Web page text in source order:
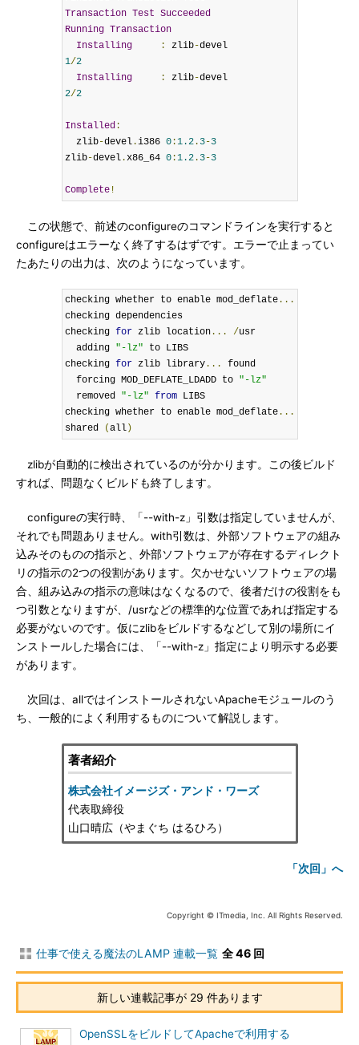
Transaction Test Succeeded
Running Transaction
Installing
: zlib-
1/2
Installing
: zlib-
2/2
Installed:
  zlib
-devel.i386 0:1.2. 3-3
zlib-devel.x86_64 0:1.2. 3-3
Complete!
この状態で、前述のconfigureのコマンドラインを実行すると
configureはエラーなく終了するはずです。エラーで止まってい
たあたりの出力は、次のようになっています。
checking whether to enable mod_deflate...
checking dependencies
checking for zlib location... /usr
  adding
"-lz" to LIBS
checking for zlib library...
found
  forcing MOD_DEFLATE_LDADD to
"-lz"
  removed
"-lz" from LIBS
checking whether to enable mod_deflate...
shared
(all)
zlibが自動的に検出されているのが分かります。この後ビルド
すれば、問題なくビルドも終了します。
configureの実行時、「--with-z」引数は指定していませんが、
それでも問題ありません。with引数は、外部ソフトウェアの組み
込みそのものの指示と、外部ソフトウェアが存在するディレクト
リの指示の2つの役割があります。欠かせないソフトウェアの場
合、組み込みの指示の意味はなくなるので、後者だけの役割をも
つ引数となりますが、/usrなどの標準的な位置であれば指定する
必要がないのです。仮にzlibをビルドするなどして別の場所にイ
ンストールした場合には、「--with-z」指定により明示する必要
があります。
次回は、allではインストールされないApacheモジュールのう
ち、一般的によく利用するものについて解説します。
著者紹介
株式会社イメージズ・アンド・ワーズ
代表取締役
山口晴広（やまぐち はるひろ）
「次回」へ
Copyright © ITmedia, Inc. All Rights Reserved.
仕事で使える魔法のLAMP 連載一覧 全 46 回
新しい連載記事が 29 件あります
OpenSSLをビルドしてApacheで利用する